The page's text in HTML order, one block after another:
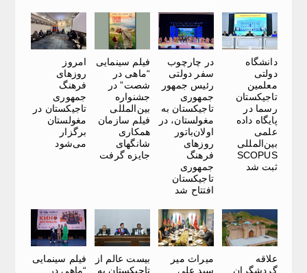
دانشگاه
دولتی
معلمین
تاجیکستان
رسما در
پایگاه داده
علمی
بین‌المللی
SCOPUS
ثبت شد
در چارچوب
سفر دولتی
رئیس جمهور
جمهوری
تاجیکستان به
مغولستان، در
اولان‌باتور
روزهای
فرهنگ
جمهوری
تاجیکستان
افتتاح شد
فیلم سینمایی
“ماهی در
شصت” در
جشنواره
بین‌المللی
فیلم سازمان
همکاری
شانگهای
جایزه گرفت
امروز
روزهای
فرهنگ
جمهوری
تاجیکستان در
مغولستان
برگزار
می‌شود
علاقه
گردشگران
میراث میر
سید علی
بیست عالم از
تاجیکستان به
فیلم سینمایی
“ماهی در